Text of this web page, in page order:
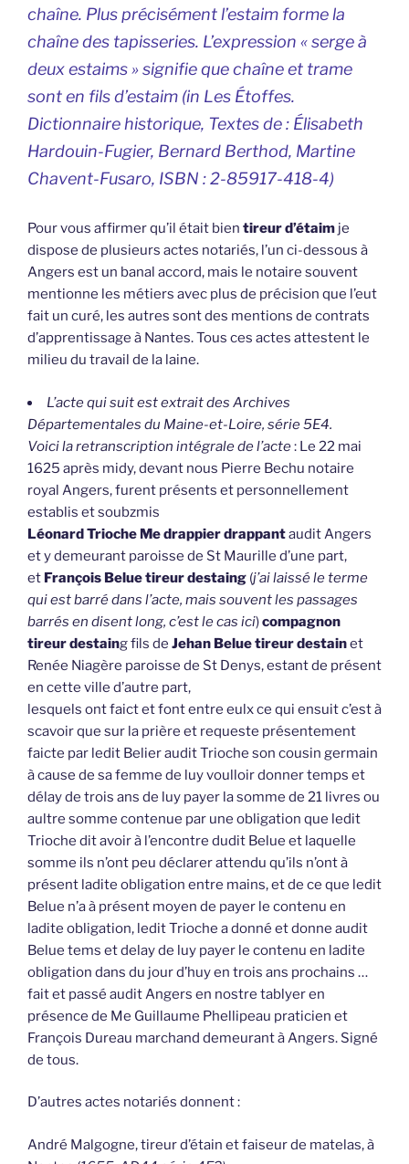
chaîne. Plus précisément l’estaim forme la
chaîne des tapisseries. L’expression « serge à
deux estaims » signifie que chaîne et trame
sont en fils d’estaim (in Les Étoffes.
Dictionnaire historique, Textes de : Élisabeth
Hardouin-Fugier, Bernard Berthod, Martine
Chavent-Fusaro, ISBN : 2-85917-418-4)
Pour vous affirmer qu’il était bien tireur d’étaim je
dispose de plusieurs actes notariés, l’un ci-dessous à
Angers est un banal accord, mais le notaire souvent
mentionne les métiers avec plus de précision que l’eut
fait un curé, les autres sont des mentions de contrats
d’apprentissage à Nantes. Tous ces actes attestent le
milieu du travail de la laine.
L’acte qui suit est extrait des Archives
Départementales du Maine-et-Loire, série 5E4.
Voici la retranscription intégrale de l’acte: Le 22 mai
1625 après midy, devant nous Pierre Bechu notaire
royal Angers, furent présents et personnellement
establis et soubzmis
Léonard Trioche Me drappier drappantaudit Angers
et y demeurant paroisse de St Maurille d’une part,
et François Belue tireur destaing (j’ai laissé le terme
qui est barré dans l’acte, mais souvent les passages
barrés en disent long, c’est le cas ici)compagnon
tireur destaing fils de Jehan Belue tireur destainet
Renée Niagère paroisse de St Denys, estant de présent
en cette ville d’autre part,
lesquels ont faict et font entre eulx ce qui ensuit c’est à
scavoir que sur la prière et requeste présentement
faicte par ledit Belier audit Trioche son cousin germain
à cause de sa femme de luy voulloir donner temps et
délay de trois ans de luy payer la somme de 21 livres ou
aultre somme contenue par une obligation que ledit
Trioche dit avoir à l’encontre dudit Belue et laquelle
somme ils n’ont peu déclarer attendu qu’ils n’ont à
présent ladite obligation entre mains, et de ce que ledit
Belue n’a à présent moyen de payer le contenu en
ladite obligation, ledit Trioche a donné et donne audit
Belue tems et delay de luy payer le contenu en ladite
obligation dans du jour d’huy en trois ans prochains …
fait et passé audit Angers en nostre tablyer en
présence de Me Guillaume Phellipeau praticien et
François Dureau marchand demeurant à Angers. Signé
de tous.
D’autres actes notariés donnent :
André Malgogne, tireur d’étain et faiseur de matelas, à